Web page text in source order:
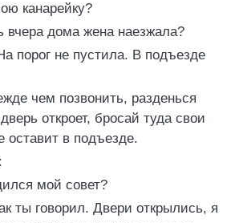
канарейку?
вчера дома жена наезжала?
порог не пустила. В подъезде
чем позвонить, разденься
откроет, бросай туда свои
оставит в подъезде.
мой совет?
ты говорил. Двери открылись, я